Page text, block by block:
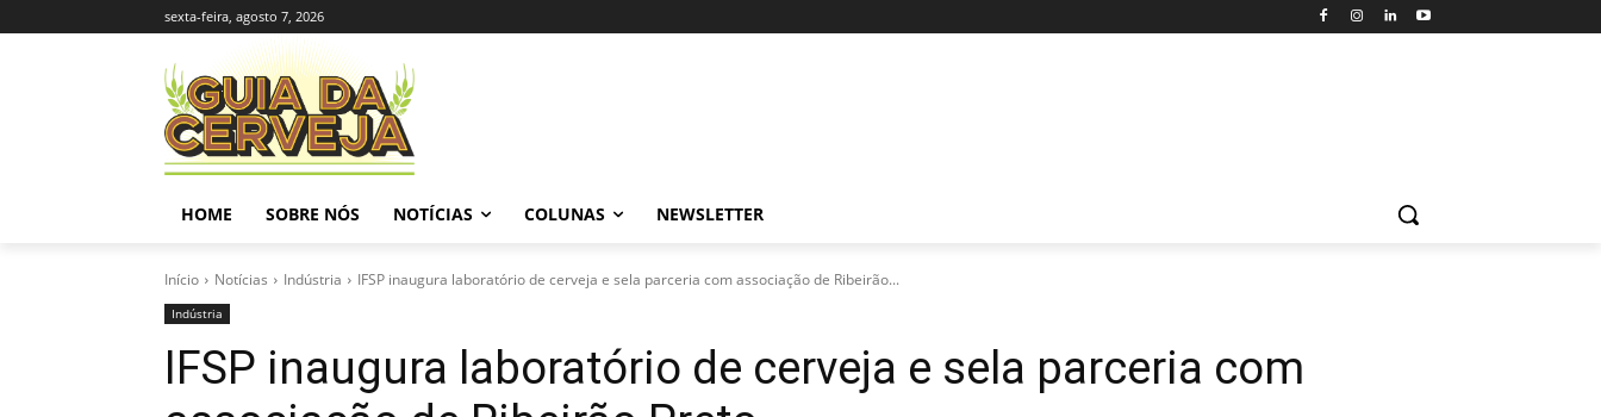
sexta-feira, agosto 7, 2026
HOME SOBRE NÓS NOTÍCIAS COLUNAS NEWSLETTER
Início Notícias Indústria IFSP inaugura laboratório de cerveja e sela parceria com associação de Ribeirão...
Indústria
IFSP inaugura laboratório de cerveja e sela parceria com